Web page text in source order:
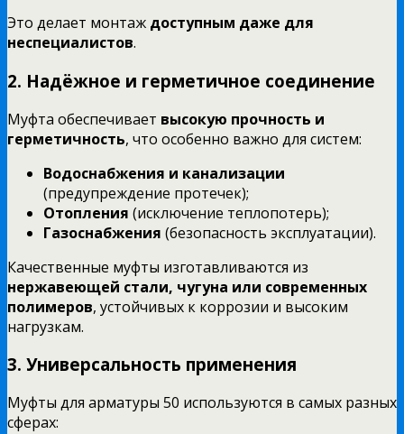
Это делает монтаж доступным даже для
неспециалистов.
2. Надёжное и герметичное соединение
Муфта обеспечивает высокую прочность и
герметичность, что особенно важно для систем:
Водоснабжения и канализации
(предупреждение протечек);
Отопления (исключение теплопотерь);
Газоснабжения (безопасность эксплуатации).
Качественные муфты изготавливаются из
нержавеющей стали, чугуна или современных
полимеров, устойчивых к коррозии и высоким
нагрузкам.
3. Универсальность применения
Муфты для арматуры 50 используются в самых разных
сферах: